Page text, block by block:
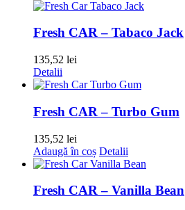
Fresh CAR – Tabaco Jack
135,52 lei
Detalii
Fresh CAR – Turbo Gum
135,52 lei
Adaugă în coș Detalii
Fresh CAR – Vanilla Bean